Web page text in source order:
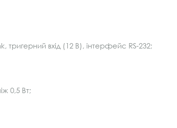
тригерний вхід (12 В), інтерфейс RS-232;
0,5 Вт;